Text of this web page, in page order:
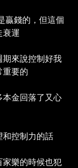
贏錢的，但這個
衰運
期來說控制好我
重要的
本金回落了又心
和控制力的話
樂的時候也犯